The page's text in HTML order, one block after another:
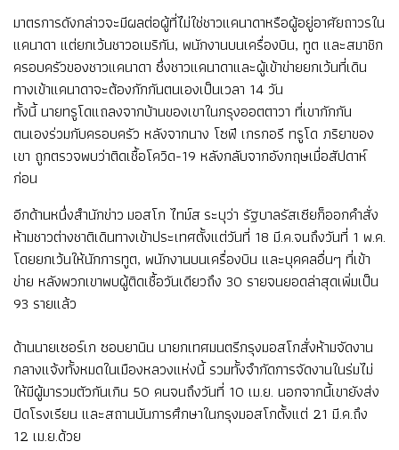
มาตรการดังกล่าวจะมีผลต่อผู้ที่ไม่ใช่ชาวแคนาดาหรือผู้อยู่อาศัยถาวรใน
แคนาดา แต่ยกเว้นชาวอเมริกัน, พนักงานบนเครื่องบิน, ทูต และสมาชิก
ครอบครัวของชาวแคนาดา ซึ่งชาวแคนาดาและผู้เข้าข่ายยกเว้นที่เดิน
ทางเข้าแคนาดาจะต้องกักกันตนเองเป็นเวลา 14 วัน
ทั้งนี้ นายทรูโดแถลงจากบ้านของเขาในกรุงออตตาวา ที่เขากักกัน
ตนเองร่วมกับครอบครัว หลังจากนาง โซฟี เกรกอรี ทรูโด ภริยาของ
เขา ถูกตรวจพบว่าติดเชื้อโควิด-19 หลังกลับจากอังกฤษเมื่อสัปดาห์
ก่อน
อีกด้านหนึ่งสำนักข่าว มอสโก ไทม์ส ระบุว่า รัฐบาลรัสเซียก็ออกคำสั่ง
ห้ามชาวต่างชาติเดินทางเข้าประเทศตั้งแต่วันที่ 18 มี.ค.จนถึงวันที่ 1 พ.ค.
โดยยกเว้นให้นักการทูต, พนักงานบนเครื่องบิน และบุคคลอื่นๆ ที่เข้า
ข่าย หลังพวกเขาพบผู้ติดเชื้อวันเดียวถึง 30 รายจนยอดล่าสุดเพิ่มเป็น
93 รายแล้ว
ด้านนายเซอร์เก ซอบยานิน นายกเทศมนตรีกรุงมอสโกสั่งห้ามจัดงาน
กลางแจ้งทั้งหมดในเมืองหลวงแห่งนี้ รวมทั้งจำกัดการจัดงานในร่มไม่
ให้มีผู้มารวมตัวกันเกิน 50 คนจนถึงวันที่ 10 เม.ย. นอกจากนี้เขายังส่ง
ปิดโรงเรียน และสถานบันการศึกษาในกรุงมอสโกตั้งแต่ 21 มี.ค.ถึง
12 เม.ย.ด้วย